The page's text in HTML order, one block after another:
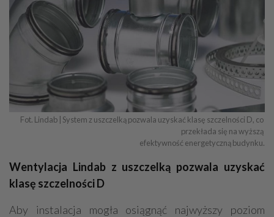
Fot. Lindab | System z uszczelką pozwala uzyskać klasę szczelności D, co
przekłada się na wyższą
efektywność energetyczną budynku.
Wentylacja Lindab z uszczelką pozwala uzyskać
klasę szczelności D
Aby instalacja mogła osiągnąć najwyższy poziom